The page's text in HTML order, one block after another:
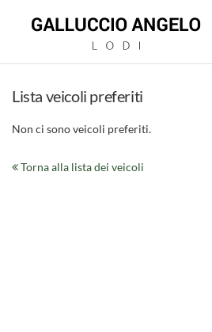
HOME
Lista veicoli preferiti
Non ci sono veicoli preferiti.
Torna alla lista dei veicoli